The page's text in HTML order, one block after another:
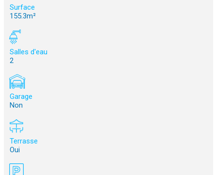
Surface
155.3m²
Salles d'eau
2
Garage
Non
Terrasse
Oui